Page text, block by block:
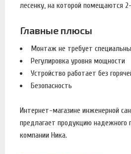
лесенку, на которой помещаются
Главные плюсы
Монтаж не требует
Регулировка уровня мощности
Устройство работает без
Безопасность
Интернет-магазине инженерной
предлагает продукцию надежного
компании Ника.